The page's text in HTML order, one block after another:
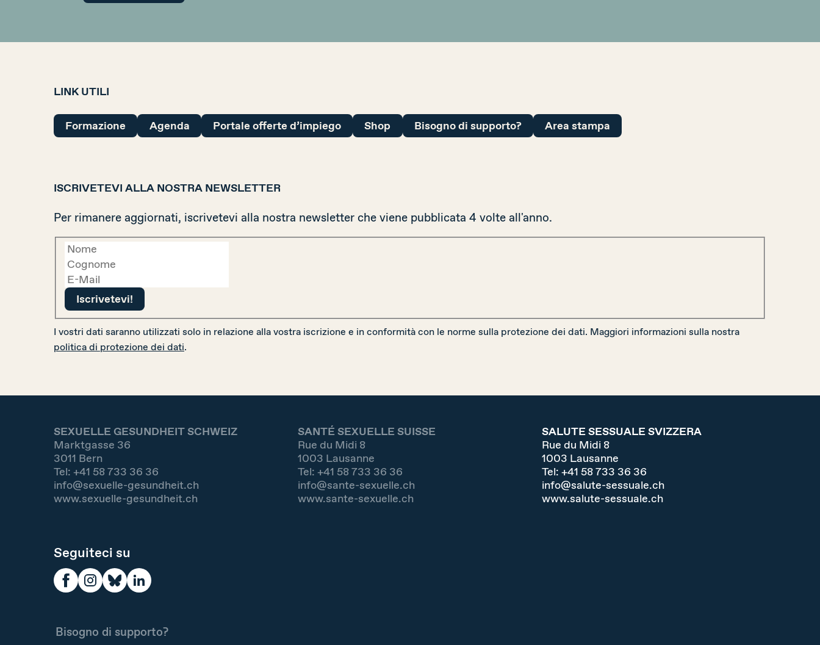
LINK UTILI
Formazione Agenda Portale offerte d’impiego Shop Bisogno di supporto? Area stampa
ISCRIVETEVI ALLA NOSTRA NEWSLETTER
Per rimanere aggiornati, iscrivetevi alla nostra newsletter che viene pubblicata 4 volte all'anno.
I vostri dati saranno utilizzati solo in relazione alla vostra iscrizione e in conformità con le norme sulla protezione dei dati. Maggiori informazioni sulla nostra
politica di protezione dei dati.
SEXUELLE GESUNDHEIT SCHWEIZ
Marktgasse 36
3011 Bern
Tel: +41 58 733 36 36
info@sexuelle-gesundheit.ch
www.sexuelle-gesundheit.ch
SANTÉ SEXUELLE SUISSE
Rue du Midi 8
1003 Lausanne
Tel: +41 58 733 36 36
info@sante-sexuelle.ch
www.sante-sexuelle.ch
SALUTE SESSUALE SVIZZERA
Rue du Midi 8
1003 Lausanne
Tel: +41 58 733 36 36
info@salute-sessuale.ch
www.salute-sessuale.ch
Seguiteci su
Bisogno di supporto?